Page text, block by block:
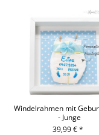
Windelrahmen mit
- Junge
39,99 € *